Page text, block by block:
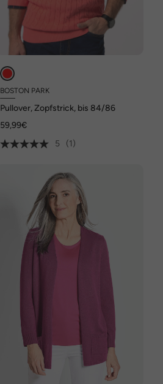
BOSTON PARK
Pullover, Zopfstrick, bis 84/86
59,99€
5
(1)